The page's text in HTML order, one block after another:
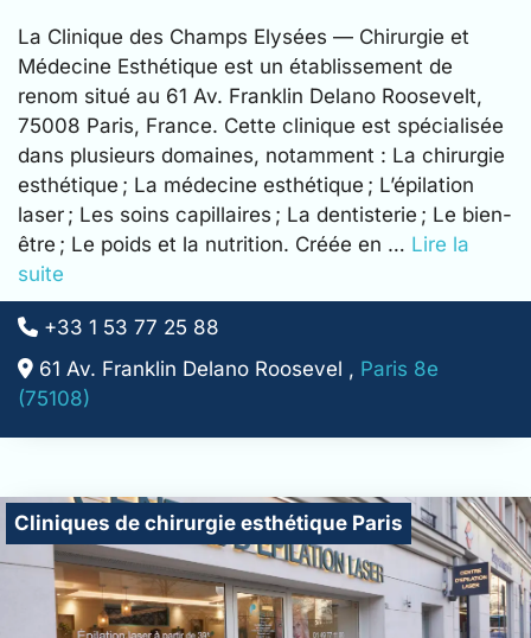
La Clinique des Champs Elysées — Chirurgie et
Médecine Esthétique est un établissement de
renom situé au 61 Av. Franklin Delano Roosevelt,
75008 Paris, France. Cette clinique est spécialisée
dans plusieurs domaines, notamment : La chirurgie
esthétique ; La médecine esthétique ; L’épilation
laser ; Les soins capillaires ; La dentisterie ; Le bien-
être ; Le poids et la nutrition. Créée en … Lire la
suite
+33 1 53 77 25 88
61 Av. Franklin Delano Roosevel , Paris 8e
(75108)
Cliniques de chirurgie esthétique Paris